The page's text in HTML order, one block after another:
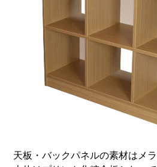
天板・バックパネルの素材はメラ